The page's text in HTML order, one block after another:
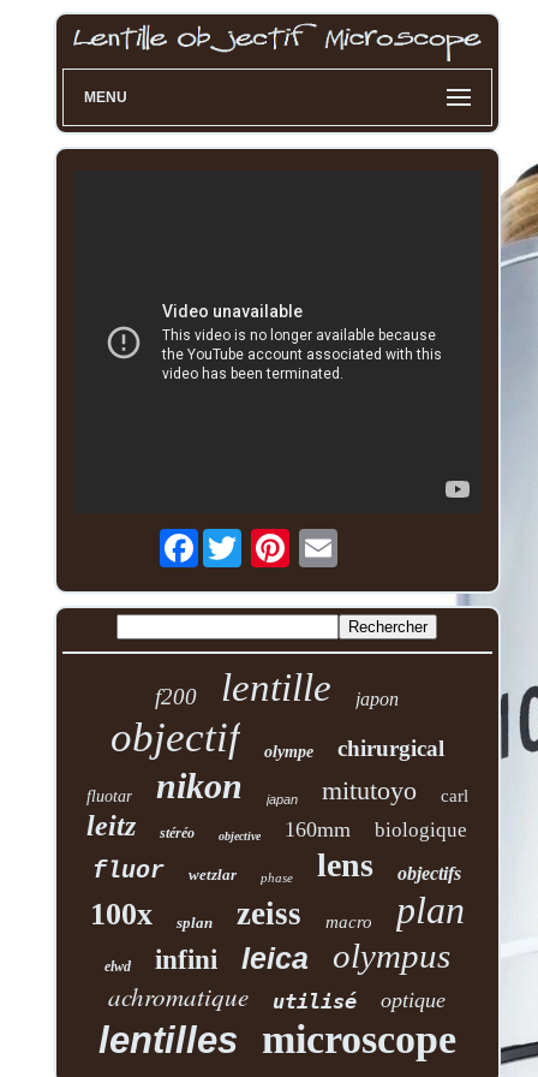
MENU
Facebook
f200 lentille japon
objectif olympe chirurgical
fluotar nikon japan mitutoyo carl
leitz stéréo objective 160mm biologique
fluor wetzlar phase lens objectifs
100x splan zeiss macro plan
elwd infini leica olympus
achromatique utilisé optique
lentilles microscope